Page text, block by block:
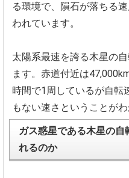
る環境で、
隕石が落ちる
われています。
太陽系最速を誇る木星の
ます。 赤道付近は
時間で1周しているが自転
もない速さということがわ
ガス惑星である木星の
れるのか